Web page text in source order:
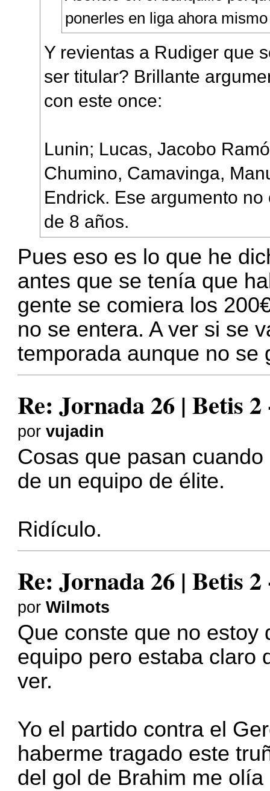
ponerles en liga ahora mismo
Y revientas a Rudiger que
ser titular? Brillante
con este once:
Lunin; Lucas, Jacobo
Chumino, Camavinga,
Endrick. Ese argumento
de 8 años.
Pues eso es lo que he
antes que se tenía que
gente se comiera los
no se entera. A ver si se
temporada aunque no se
Re: Jornada 26 | Betis
porvujadin
Cosas que pasan
de un equipo de élite.
Ridículo.
Re: Jornada 26 | Betis
porWilmots
Que conste que no estoy
equipo pero estaba claro
ver.
Yo el partido contra el
haberme tragado este
del gol de Brahim me